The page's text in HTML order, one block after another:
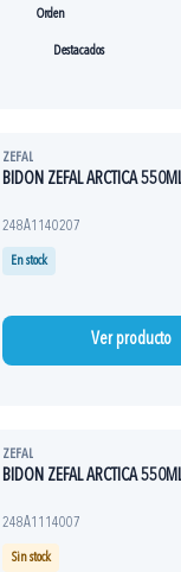
Orden
ZEFAL
BIDON ZEFAL ARCTICA
248A1140207
En stock
Ver producto
ZEFAL
BIDON ZEFAL ARCTICA
248A1114007
Sin stock